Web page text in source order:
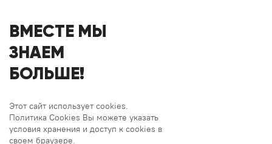
ВМЕСТЕ МЫ
ЗНАЕМ
БОЛЬШЕ!
Этот сайт использует cookies.
Политика Cookies Вы можете указать
условия хранения и доступ к cookies в
своем браузере.